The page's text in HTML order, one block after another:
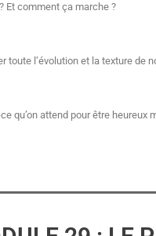
Et comment ça marche ?
toute l’évolution et la texture de
qu’on attend pour être heureux